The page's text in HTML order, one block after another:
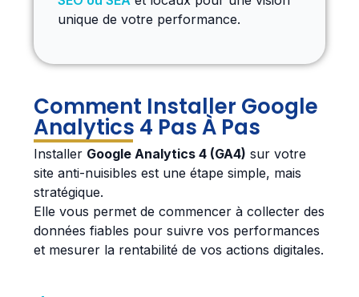
unique de votre performance.
Comment Installer Google
Analytics 4 Pas À Pas
Installer Google Analytics 4 (GA4) sur votre
site anti-nuisibles est une étape simple, mais
stratégique.
Elle vous permet de commencer à collecter des
données fiables pour suivre vos performances
et mesurer la rentabilité de vos actions digitales.